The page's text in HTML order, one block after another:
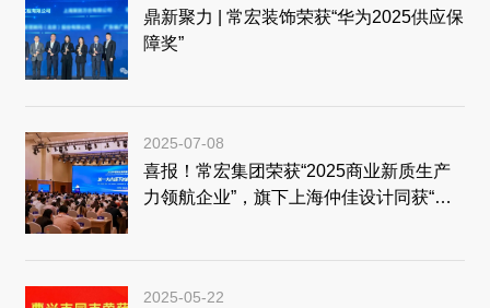
鼎新聚力 | 常宏装饰荣获“华为2025供应保
障奖”
2025-07-08
喜报！常宏集团荣获“2025商业新质生产
力领航企业”，旗下上海仲佳设计同获“创
2025-05-22